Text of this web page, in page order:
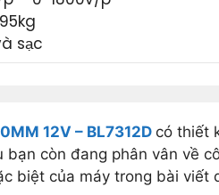
sạc
12V – BL7312D có thiết
bạn còn đang phân vân về
biệt của máy trong bài viết